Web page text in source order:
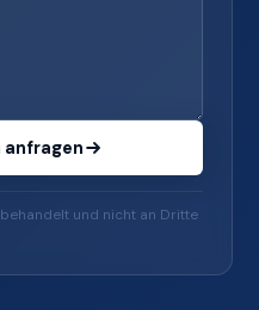
und nicht an Dritte